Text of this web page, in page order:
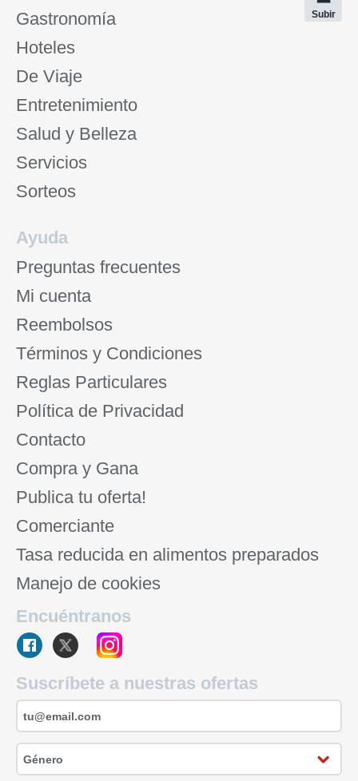
Gastronomía
Hoteles
De Viaje
Entretenimiento
Salud y Belleza
Servicios
Sorteos
Subir
Ayuda
Preguntas frecuentes
Mi cuenta
Reembolsos
Términos y Condiciones
Reglas Particulares
Política de Privacidad
Contacto
Compra y Gana
Publica tu oferta!
Comerciante
Tasa reducida en alimentos preparados
Manejo de cookies
Encuéntranos
Suscríbete a nuestras ofertas